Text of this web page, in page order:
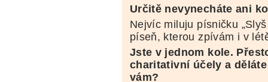
Určitě nevynecháte ani
Nejvíc miluju písničku
píseň, kterou zpívám i v
Jste v jednom kole.
charitativní účely a
vám?